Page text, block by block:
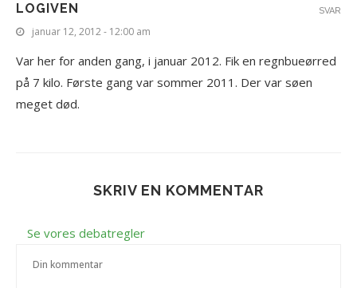
LOGIVEN
januar 12, 2012 - 12:00 am
Var her for anden gang, i januar 2012. Fik en regnbueørred
på 7 kilo. Første gang var sommer 2011. Der var søen
meget død.
SVAR
SKRIV EN KOMMENTAR
Se vores debatregler